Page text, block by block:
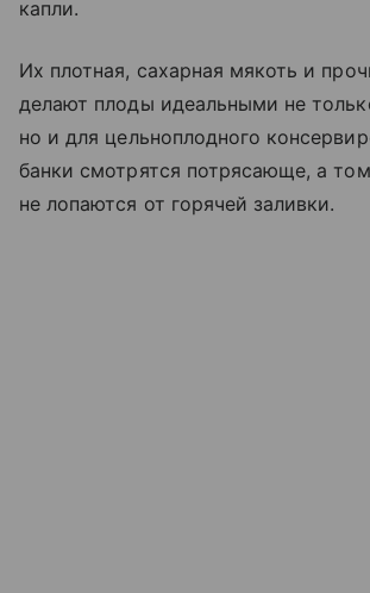
капли.
Их плотная, сахарная мякоть и
делают плоды идеальными не
но и для цельноплодного
банки смотрятся потрясающе, а
не лопаются от горячей заливки.